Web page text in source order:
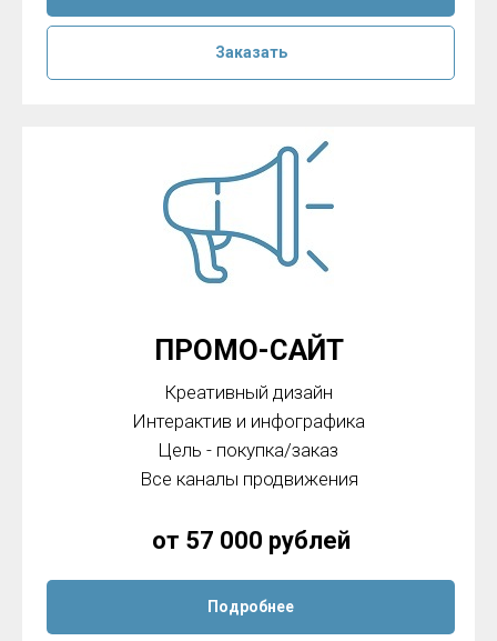
Заказать
ПРОМО-САЙТ
Креативный дизайн
Интерактив и инфографика
Цель - покупка/заказ
Все каналы продвижения
от 57 000 рублей
Подробнее